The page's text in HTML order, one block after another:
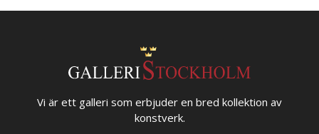
Vi är ett galleri som erbjuder en bred kollektion av
konstverk.